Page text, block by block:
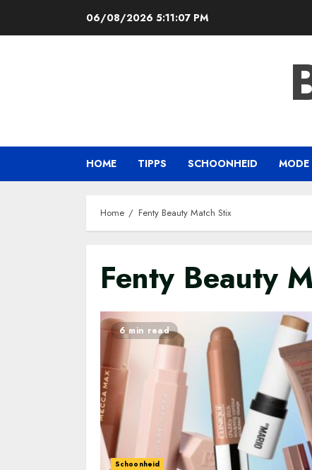
06/08/2026 5:11:07 PM
HOME TIPPS SCHOONHEID MODE
Home Fenty Beauty Match Stix
Fenty Beauty
6 min read
Schoonheid